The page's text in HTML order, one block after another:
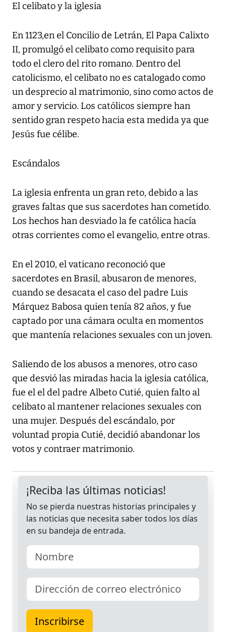
El celibato y la iglesia
En 1123,en el Concilio de Letrán, El Papa Calixto
II, promulgó el celibato como requisito para
todo el clero del rito romano. Dentro del
catolicismo, el celibato no es catalogado como
un desprecio al matrimonio, sino como actos de
amor y servicio. Los católicos siempre han
sentido gran respeto hacia esta medida ya que
Jesús fue célibe.
Escándalos
La iglesia enfrenta un gran reto, debido a las
graves faltas que sus sacerdotes han cometido.
Los hechos han desviado la fe católica hacía
otras corrientes como el evangelio, entre otras.
En el 2010, el vaticano reconoció que
sacerdotes en Brasil, abusaron de menores,
cuando se desacata el caso del padre Luis
Márquez Babosa quien tenía 82 años, y fue
captado por una cámara oculta en momentos
que mantenía relaciones sexuales con un joven.
Saliendo de los abusos a menores, otro caso
que desvió las miradas hacia la iglesia católica,
fue el el del padre Albeto Cutié, quien falto al
celibato al mantener relaciones sexuales con
una mujer. Después del escándalo, por
voluntad propia Cutié, decidió abandonar los
votos y contraer matrimonio.